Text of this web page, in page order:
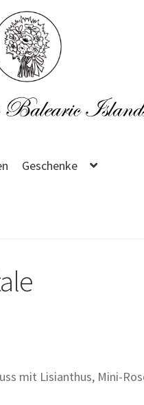
Geschenke
mit Lisianthus, Mini-